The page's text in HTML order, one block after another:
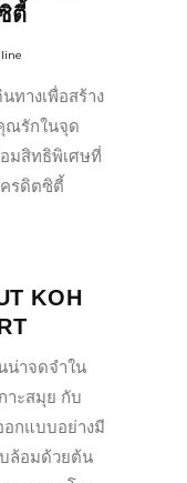
ตี้
ทางเพื่อสร้าง
ณรักในจุด
มสิทธิพิเศษที่
ครดิตซิตี้
KOH
น่าจดจำใน
าะสมุย กับ
กแบบอย่างมี
บล้อมด้วยต้น